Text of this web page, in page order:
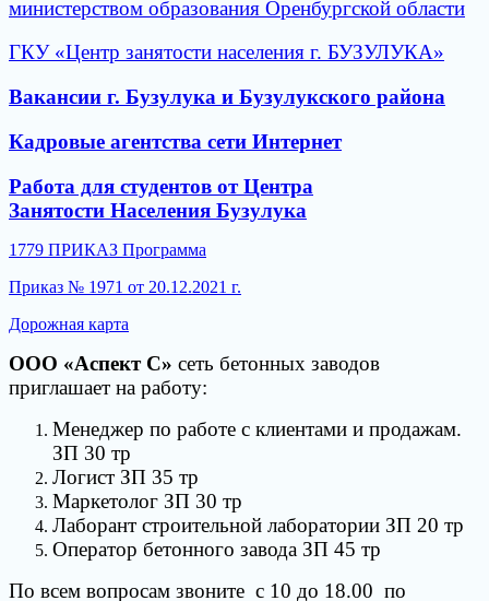
министерством образования Оренбургской области
ГКУ «Центр занятости населения г. БУЗУЛУКА»
Вакансии г. Бузулука и Бузулукского района
Кадровые агентства сети Интернет
Работа для студентов от Центра
Занятости Населения Бузулука
1779 ПРИКАЗ Программа
Приказ № 1971 от 20.12.2021 г.
Дорожная карта
ООО «Аспект С» сеть бетонных заводов
приглашает на работу:
Менеджер по работе с клиентами и продажам.
ЗП 30 тр
Логист ЗП 35 тр
Маркетолог ЗП 30 тр
Лаборант строительной лаборатории ЗП 20 тр
Оператор бетонного завода ЗП 45 тр
По всем вопросам звоните с 10 до 18.00 по